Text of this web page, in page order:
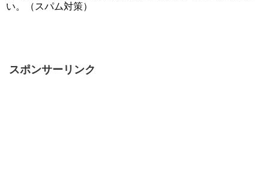
い。（スパム対策）
スポンサーリンク